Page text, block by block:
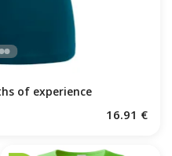
of experience
16.91 €